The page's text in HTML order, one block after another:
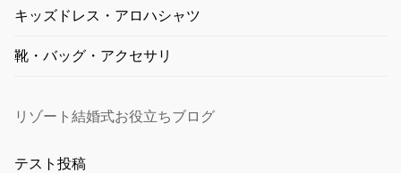
キッズドレス・アロハシャツ
靴・バッグ・アクセサリ
リゾート結婚式お役立ちブログ
テスト投稿